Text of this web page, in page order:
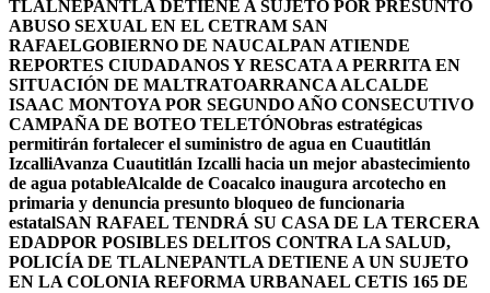
TLALNEPANTLA DETIENE A SUJETO POR PRESUNTO
ABUSO SEXUAL EN EL CETRAM SAN
RAFAELGOBIERNO DE NAUCALPAN ATIENDE
REPORTES CIUDADANOS Y RESCATA A PERRITA EN
SITUACIÓN DE MALTRATOARRANCA ALCALDE
ISAAC MONTOYA POR SEGUNDO AÑO CONSECUTIVO
CAMPAÑA DE BOTEO TELETÓNObras estratégicas
permitirán fortalecer el suministro de agua en Cuautitlán
IzcalliAvanza Cuautitlán Izcalli hacia un mejor abastecimiento
de agua potableAlcalde de Coacalco inaugura arcotecho en
primaria y denuncia presunto bloqueo de funcionaria
estatalSAN RAFAEL TENDRÁ SU CASA DE LA TERCERA
EDADPOR POSIBLES DELITOS CONTRA LA SALUD,
POLICÍA DE TLALNEPANTLA DETIENE A UN SUJETO
EN LA COLONIA REFORMA URBANAEL CETIS 165 DE